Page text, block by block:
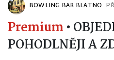
BOWLING BAR BLATNO
Premium •
POHODLNĚJI A